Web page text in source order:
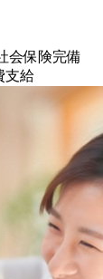
会保険完備
支給